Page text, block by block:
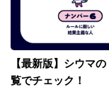
【最新版】シウマ
覧でチェック！